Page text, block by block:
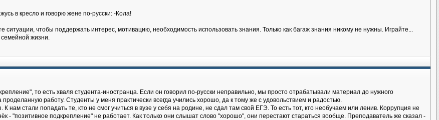
в кресло и говорю жене по-русски: -Кола!
ситуации, чтобы поддержать интерес, мотивацию, необходимость использовать знания. Только как багаж знания никому не нужны. Играйте...
жизни.
то есть хваля студента-иностранца. Если он говорил по-русски неправильно, мы просто отрабатывали материал до нужного
проделанную работу. Студенты у меня практически всегда учились хорошо, да к тому же с удовольствием и радостью.
нам стали попадать те, кто не смог учиться в вузе у себя на родине, не сдал там свой ЕГЭ. То есть тот, кто необучаем или ленив. Коррупция не
- "позитивное подкрепление" не работает. Как только они слышат слово "хорошо", они перестают стараться вообще. Преподаватель же сказал -